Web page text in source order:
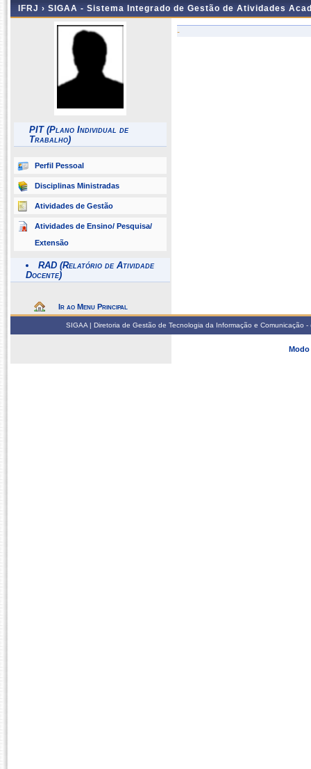
IFRJ › SIGAA - Sistema Integrado de Gestão de Atividades
PIT (Plano Individual de
Trabalho)
Perfil Pessoal
Disciplinas Ministradas
Atividades de Gestão
Atividades de Ensino/ Pesquisa/
Extensão
RAD (Relatório de Atividade
Docente)
Ir ao Menu Principal
-
SIGAA | Diretoria de Gestão de Tecnologia da Informação e
Modo